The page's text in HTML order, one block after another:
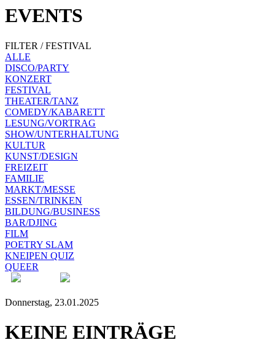
EVENTS
FILTER / FESTIVAL
ALLE
DISCO/PARTY
KONZERT
FESTIVAL
THEATER/TANZ
COMEDY/KABARETT
LESUNG/VORTRAG
SHOW/UNTERHALTUNG
KULTUR
KUNST/DESIGN
FREIZEIT
FAMILIE
MARKT/MESSE
ESSEN/TRINKEN
BILDUNG/BUSINESS
BAR/DJING
FILM
POETRY SLAM
KNEIPEN QUIZ
QUEER
Donnerstag, 23.01.2025
KEINE EINTRÄGE